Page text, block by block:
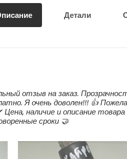
Детали
отзыв на заказ.
Я очень доволен!!! 👍
наличие и описание
сроки 🤝